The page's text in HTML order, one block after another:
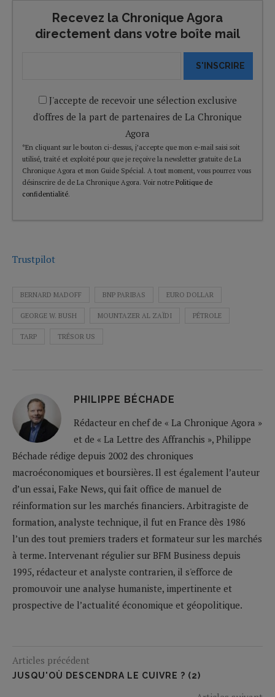
Recevez la Chronique Agora
directement dans votre boîte mail
S'INSCRIRE
J'accepte de recevoir une sélection exclusive
d'offres de la part de partenaires de La Chronique
Agora
*En cliquant sur le bouton ci-dessus, j’accepte que mon e-mail saisi soit
utilisé, traité et exploité pour que je reçoive la newsletter gratuite de La
Chronique Agora et mon Guide Spécial. A tout moment, vous pourrez vous
désinscrire de de La Chronique Agora. Voir notre Politique de
confidentialité.
Trustpilot
BERNARD MADOFF BNP PARIBAS EURO DOLLAR
GEORGE W. BUSH MOUNTAZER AL ZAÏDI PÉTROLE
TARP TRÉSOR US
PHILIPPE BÉCHADE
Rédacteur en chef de « La Chronique Agora »
et de « La Lettre des Affranchis », Philippe
Béchade rédige depuis 2002 des chroniques
macroéconomiques et boursières. Il est également l’auteur
d’un essai, Fake News, qui fait office de manuel de
réinformation sur les marchés financiers. Arbitragiste de
formation, analyste technique, il fut en France dès 1986
l’un des tout premiers traders et formateur sur les marchés
à terme. Intervenant régulier sur BFM Business depuis
1995, rédacteur et analyste contrarien, il s'efforce de
promouvoir une analyse humaniste, impertinente et
prospective de l’actualité économique et géopolitique.
Articles précédent
JUSQU'OÙ DESCENDRA LE CUIVRE ? (2)